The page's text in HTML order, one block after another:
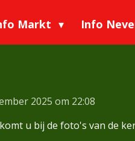
Markt Info
2025 om 22:08
u bij de foto's van de